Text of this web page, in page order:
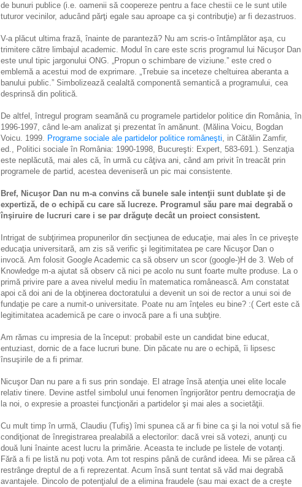
de bunuri publice (i.e. oamenii să coopereze pentru a face chestii ce le sunt utile
tuturor vecinilor, aducând părţi egale sau aproape ca şi contribuţie) ar fi dezastruos.
V-a plăcut ultima frază, înainte de paranteză? Nu am scris-o întâmplător aşa, cu
trimitere către limbajul academic. Modul în care este scris programul lui Nicuşor Dan
este unul tipic jargonului ONG. „Propun o schimbare de viziune.” este cred o
emblemă a acestui mod de exprimare. „Trebuie sa inceteze cheltuirea aberanta a
banului public.” Simbolizează cealaltă componentă semantică a programului, cea
desprinsă din politică.
De altfel, întregul program seamănă cu programele partidelor politice din România, în
1996-1997, când le-am analizat şi prezentat în amănunt. (Mălina Voicu, Bogdan
Voicu. 1999. Programe sociale ale partidelor politice româneşti, in Cătălin Zamfir,
ed., Politici sociale în România: 1990-1998, Bucureşti: Expert, 583-691.). Senzaţia
este neplăcută, mai ales că, în urmă cu câţiva ani, când am privit în treacăt prin
programele de partid, acestea deveniseră un pic mai consistente.
Bref, Nicuşor Dan nu m-a convins că bunele sale intenţii sunt dublate şi de
expertiză, de o echipă cu care să lucreze. Programul său pare mai degrabă o
înşiruire de lucruri care i se par drăguţe decât un proiect consistent.
Intrigat de subţirimea propunerilor din secţiunea de educaţie, mai ales în ce priveşte
educaţia universitară, am zis să verific şi legitimitatea pe care Nicuşor Dan o
invocă. Am folosit Google Academic ca să observ un scor (google-)H de 3. Web of
Knowledge m-a ajutat să observ că nici pe acolo nu sunt foarte multe produse. La o
primă privire pare a avea nivelul mediu în matematica românească. Am constatat
apoi că doi ani de la obţinerea doctoratului a devenit un soi de rector a unui soi de
fundaţie pe care a numit-o universitate. Poate nu am înţeles eu bine? :( Cert este că
legitimitatea academică pe care o invocă pare a fi una subţire.
Am rămas cu impresia de la început: probabil este un candidat bine educat,
entuziast, dornic de a face lucruri bune. Din păcate nu are o echipă, îi lipsesc
însuşirile de a fi primar.
Nicuşor Dan nu pare a fi sus prin sondaje. El atrage însă atenţia unei elite locale
relativ tinere. Devine astfel simbolul unui fenomen îngrijorător pentru democraţia de
la noi, o expresie a proastei funcţionări a partidelor şi mai ales a societăţii.
Cu mult timp în urmă, Claudiu (Tufiş) îmi spunea că ar fi bine ca şi la noi votul să fie
condiţionat de înregistrarea prealabilă a electorilor: dacă vrei să votezi, anunţi cu
două luni înainte acest lucru la primărie. Aceasta te include pe listele de votanţi.
Fără a fi pe listă nu poţi vota. Am tot respins până de curând ideea. Mi se părea că
restrânge dreptul de a fi reprezentat. Acum însă sunt tentat să văd mai degrabă
avantajele. Dincolo de potenţialul de a elimina fraudele (sau mai exact de a creşte